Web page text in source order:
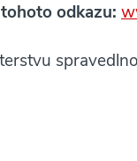
odkazu: